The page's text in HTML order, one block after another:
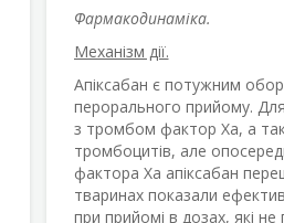
Фармакодинаміка.
Механізм дії.
Апіксабан є потужним
перорального прийому. Для
з тромбом фактор Ха, а
тромбоцитів, але
фактора Ха апіксабан
тваринах показали
при прийомі в дозах, які